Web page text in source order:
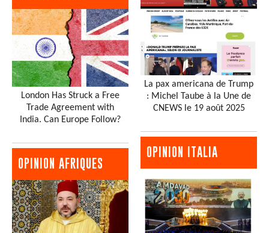
London Has Struck a Free
Trade Agreement with
India. Can Europe Follow?
OPINION AFRIQUES
La pax americana de Trump
: Michel Taube à la Une de
CNEWS le 19 août 2025
OPINION ITALIA